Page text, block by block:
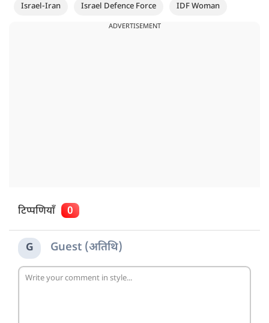
Israel-Iran Israel Defence Force IDF Woman
ADVERTISEMENT
टिप्पणियाँ 0
G Guest (अतिथि)